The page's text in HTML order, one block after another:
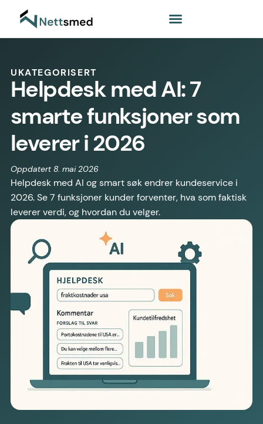
UKATEGORISERT
Helpdesk med AI: 7
smarte funksjoner som
leverer i 2026
Oppdatert 8. mai 2026
Helpdesk med AI og smart søk endrer kundeservice i
2026. Se 7 funksjoner kunder forventer, hva som faktisk
leverer verdi, og hvordan du velger.